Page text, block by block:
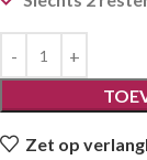
Zet op